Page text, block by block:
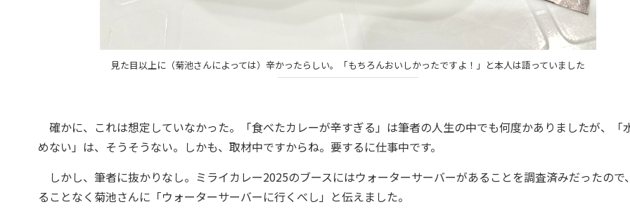
見た目以上に（菊池さんによっては）辛かったらしい。「もちろんおいしかったですよ！」と本人は語っていました
確かに、これは想定していなかった。「食べたカレーが辛すぎる」は筆者の人生の中でも何度かありましたが、「
めない」は、そうそうない。しかも、取材中ですからね。要するに仕事中です。
しかし、筆者に抜かりなし。ミライカレー2025のブースにはウォーターサーバーがあることを調査済みだったので
ることなく菊池さんに「ウォーターサーバーに行くべし」と伝えました。